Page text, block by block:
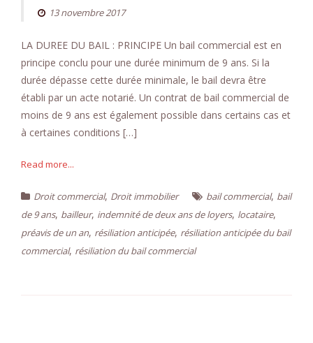
13 novembre 2017
LA DUREE DU BAIL : PRINCIPE Un bail commercial est en
principe conclu pour une durée minimum de 9 ans. Si la
durée dépasse cette durée minimale, le bail devra être
établi par un acte notarié. Un contrat de bail commercial de
moins de 9 ans est également possible dans certains cas et
à certaines conditions […]
Read more...
Droit commercial, Droit immobilier bail commercial, bail
de 9 ans, bailleur, indemnité de deux ans de loyers, locataire,
préavis de un an, résiliation anticipée, résiliation anticipée du bail
commercial, résiliation du bail commercial